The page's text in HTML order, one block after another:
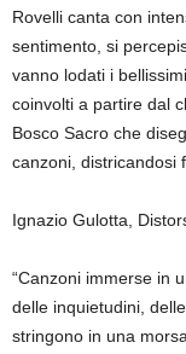
Rovelli canta con
sentimento, si
vanno lodati i
coinvolti a partire dal
Bosco Sacro che
canzoni, districandosi
Ignazio Gulotta,
“Canzoni immerse in
delle inquietudini,
stringono in una